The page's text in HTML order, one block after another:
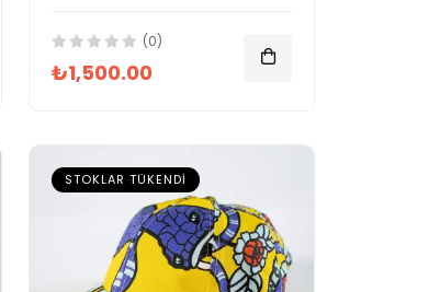
(0)
₺1,500.00
STOKLAR TÜKENDI